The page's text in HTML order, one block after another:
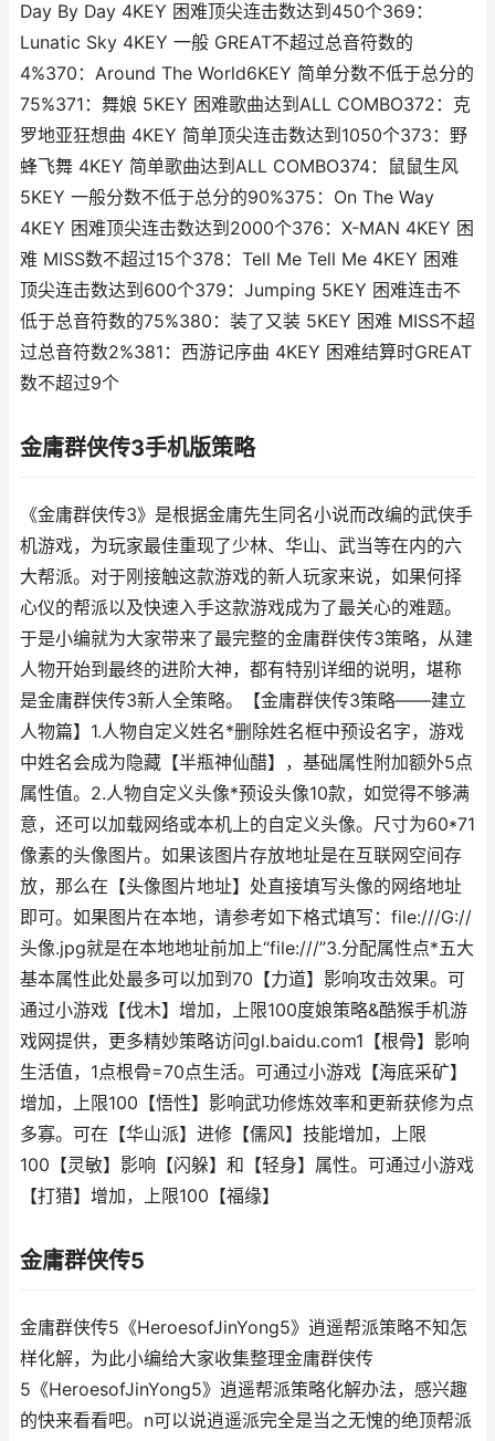
Day By Day 4KEY 困难顶尖连击数达到450个369：
Lunatic Sky 4KEY 一般 GREAT不超过总音符数的
4%370：Around The World6KEY 简单分数不低于总分的
75%371：舞娘 5KEY 困难歌曲达到ALL COMBO372：克
罗地亚狂想曲 4KEY 简单顶尖连击数达到1050个373：野
蜂飞舞 4KEY 简单歌曲达到ALL COMBO374：鼠鼠生风
5KEY 一般分数不低于总分的90%375：On The Way
4KEY 困难顶尖连击数达到2000个376：X-MAN 4KEY 困
难 MISS数不超过15个378：Tell Me Tell Me 4KEY 困难
顶尖连击数达到600个379：Jumping 5KEY 困难连击不
低于总音符数的75%380：装了又装 5KEY 困难 MISS不超
过总音符数2%381：西游记序曲 4KEY 困难结算时GREAT
数不超过9个
金庸群侠传3手机版策略
《金庸群侠传3》是根据金庸先生同名小说而改编的武侠手
机游戏，为玩家最佳重现了少林、华山、武当等在内的六
大帮派。对于刚接触这款游戏的新人玩家来说，如果何择
心仪的帮派以及快速入手这款游戏成为了最关心的难题。
于是小编就为大家带来了最完整的金庸群侠传3策略，从建
人物开始到最终的进阶大神，都有特别详细的说明，堪称
是金庸群侠传3新人全策略。【金庸群侠传3策略——建立
人物篇】1.人物自定义姓名*删除姓名框中预设名字，游戏
中姓名会成为隐藏【半瓶神仙醋】，基础属性附加额外5点
属性值。2.人物自定义头像*预设头像10款，如觉得不够满
意，还可以加载网络或本机上的自定义头像。尺寸为60*71
像素的头像图片。如果该图片存放地址是在互联网空间存
放，那么在【头像图片地址】处直接填写头像的网络地址
即可。如果图片在本地，请参考如下格式填写：file:///G://
头像.jpg就是在本地地址前加上“file:///”3.分配属性点*五大
基本属性此处最多可以加到70【力道】影响攻击效果。可
通过小游戏【伐木】增加，上限100度娘策略&酷猴手机游
戏网提供，更多精妙策略访问gl.baidu.com1【根骨】影响
生活值，1点根骨=70点生活。可通过小游戏【海底采矿】
增加，上限100【悟性】影响武功修炼效率和更新获修为点
多寡。可在【华山派】进修【儒风】技能增加，上限
100【灵敏】影响【闪躲】和【轻身】属性。可通过小游戏
【打猎】增加，上限100【福缘】
金庸群侠传5
金庸群侠传5《HeroesofJinYong5》逍遥帮派策略不知怎
样化解，为此小编给大家收集整理金庸群侠传
5《HeroesofJinYong5》逍遥帮派策略化解办法，感兴趣
的快来看看吧。n可以说逍遥派完全是当之无愧的绝顶帮派